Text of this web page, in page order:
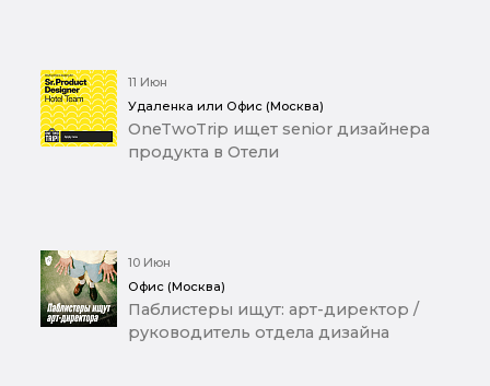
11 Июн
Удаленка или Офис (Москва)
OneTwoTrip ищет senior дизайнера
продукта в Отели
10 Июн
Офис (Москва)
Паблистеры ищут: арт-директор /
руководитель отдела дизайна